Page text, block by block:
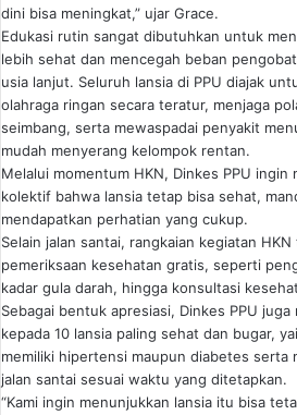
dini bisa meningkat,” ujar Grace.
Edukasi rutin sangat dibutuhkan untuk
lebih sehat dan mencegah beban
usia lanjut. Seluruh lansia di PPU diajak
olahraga ringan secara teratur, menjaga
seimbang, serta mewaspadai penyakit
mudah menyerang kelompok rentan.
Melalui momentum HKN, Dinkes PPU ingin
kolektif bahwa lansia tetap bisa sehat,
mendapatkan perhatian yang cukup.
Selain jalan santai, rangkaian kegiatan
pemeriksaan kesehatan gratis, seperti
kadar gula darah, hingga konsultasi
Sebagai bentuk apresiasi, Dinkes PPU
kepada 10 lansia paling sehat dan bugar,
memiliki hipertensi maupun diabetes serta
jalan santai sesuai waktu yang ditetapkan.
“Kami ingin menunjukkan lansia itu bisa